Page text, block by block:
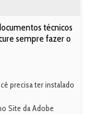
técnicos
sempre fazer o
precisa ter instalado
Site da Adobe